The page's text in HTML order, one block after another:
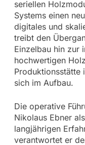
seriellen
Systems einen
digitales und
treibt den
Einzelbau hin zur
hochwertigen
Produktionsstätte
sich im Aufbau.
Die operative
Nikolaus Ebner
langjährigen
verantwortet er